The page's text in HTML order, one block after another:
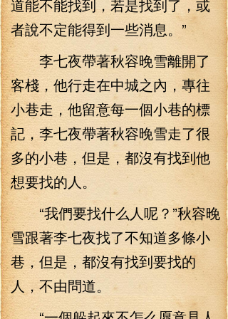
道能不能找到，若是找到了，或
者說不定能得到一些消息。”
李七夜帶著秋容晚雪離開了
客棧，他行走在中城之內，專往
小巷走，他留意每一個小巷的標
記，李七夜帶著秋容晚雪走了很
多的小巷，但是，都沒有找到他
想要找的人。
“我們要找什么人呢？”秋容晚
雪跟著李七夜找了不知道多條小
巷，但是，都沒有找到要找的
人，不由問道。